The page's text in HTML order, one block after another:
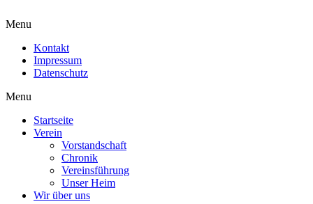
Menu
Kontakt
Impressum
Datenschutz
Menu
Startseite
Verein
Vorstandschaft
Chronik
Vereinsführung
Unser Heim
Wir über uns